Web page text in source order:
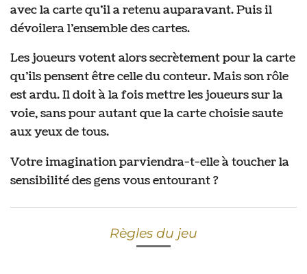
avec la carte qu’il a retenu auparavant. Puis il
dévoilera l’ensemble des cartes.
Les joueurs votent alors secrètement pour la carte
qu’ils pensent être celle du conteur. Mais son rôle
est ardu. Il doit à la fois mettre les joueurs sur la
voie, sans pour autant que la carte choisie saute
aux yeux de tous.
Votre imagination parviendra-t-elle à toucher la
sensibilité des gens vous entourant ?
Règles du jeu